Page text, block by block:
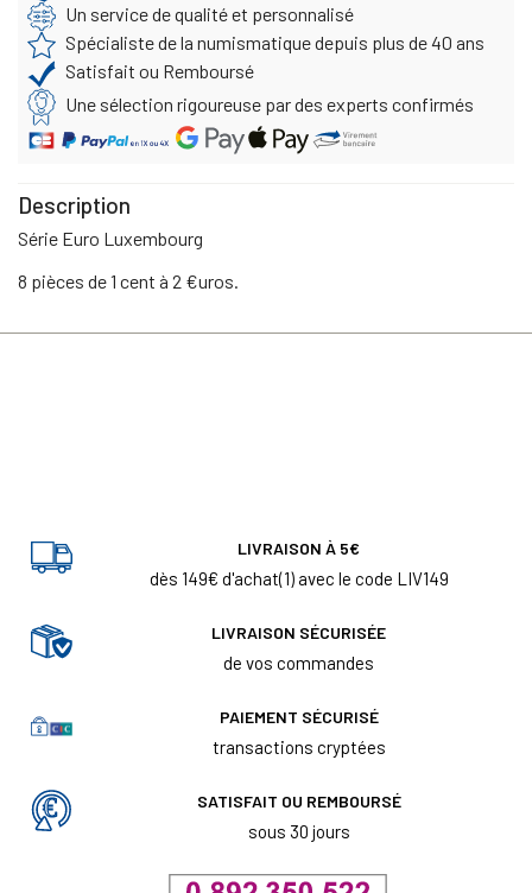
Un service de qualité et personnalisé
Spécialiste de la numismatique depuis plus de 40 ans
Satisfait ou Remboursé
Une sélection rigoureuse par des experts confirmés
Description
Série Euro Luxembourg
8 pièces de 1 cent à 2 €uros.
LIVRAISON À 5€
dès 149€ d'achat(1) avec le code LIV149
LIVRAISON SÉCURISÉE
de vos commandes
PAIEMENT SÉCURISÉ
transactions cryptées
SATISFAIT OU REMBOURSÉ
sous 30 jours